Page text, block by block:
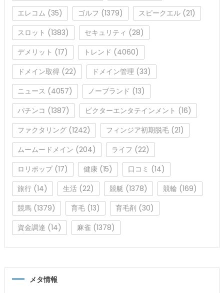
エレコム (35) ゴルフ (1379) スピークエル(21)
スロット (1383) セキュリティ (28)
デメリット (17) トレンド (4060)
ドメイン取得(22) ドメイン管理 (33)
ニュース (4057) ノーブランド (13)
パチンコ (1387) ビクターエンタテインメント (16)
ファクタリング(1242) フィンジア初期脱毛(21)
ムームードメイン (204) ライフ (22)
ロリポップ(17) 健康(15) 口コミ (14)
旅行(14) 生活(22) 競艇 (1378) 競輪 (169)
競馬(1379) 育毛(13) 育毛剤 (30)
資金調達 (14) 麻雀 (1378)
メタ情報